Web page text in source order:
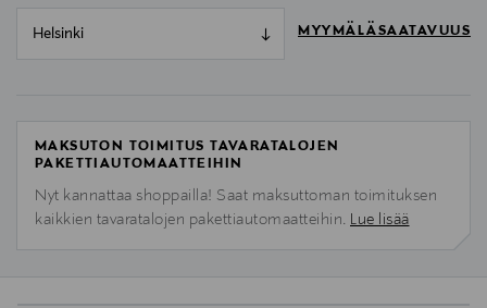
Helsinki MYYMÄLÄSAATAVUUS
MAKSUTON TOIMITUS TAVARATALOJEN
PAKETTIAUTOMAATTEIHIN
Nyt kannattaa shoppailla! Saat maksuttoman toimituksen
kaikkien tavaratalojen pakettiautomaatteihin. Lue lisää